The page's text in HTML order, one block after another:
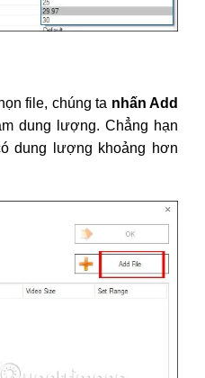
file, chúng ta nhấn Add
dung lượng. Chẳng hạn
dung lượng khoảng hơn